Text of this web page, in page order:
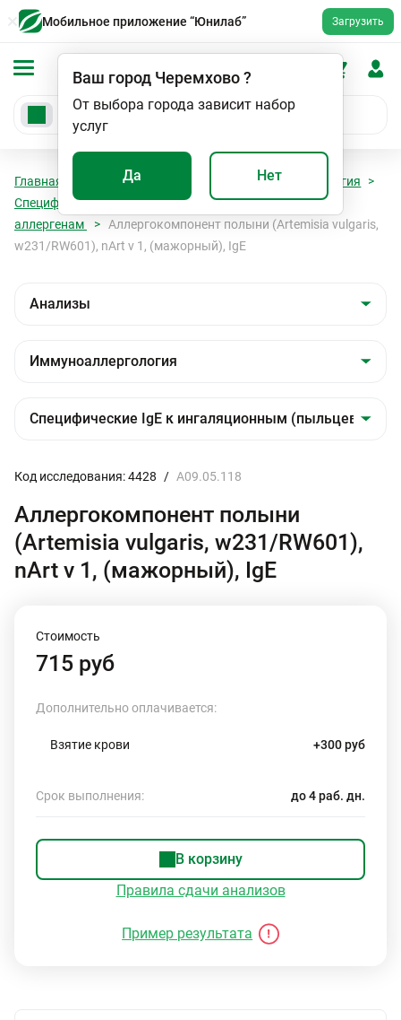
Мобильное приложение “Юнилаб” Загрузить
Ваш город Черемхово?
От выбора города зависит набор
услуг
Да Нет
Главная Анализы
Иммуноаллергология
Специфические IgE к ингаляционным (пыльцевым)
аллергенам
Аллергокомпонент полыни (Artemisia vulgaris,
w231/RW601), nArt v 1, (мажорный), IgE
Код исследования: 4428 / A09.05.118
Аллергокомпонент полыни
(Artemisia vulgaris, w231/RW601),
nArt v 1, (мажорный), IgE
Стоимость
715 руб
Дополнительно оплачивается:
Взятие крови +300 руб
Срок выполнения: до 4 раб. дн.
В корзину
Правила сдачи анализов
Пример результата